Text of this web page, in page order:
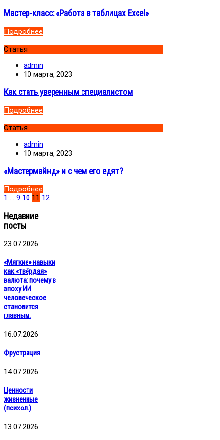
Мастер-класс: «Работа в таблицах Excel»
Подробнее
Статья
admin
10 марта, 2023
Как стать уверенным специалистом
Подробнее
Статья
admin
10 марта, 2023
«Мастермайнд» и с чем его едят?
Подробнее
1 … 9 10 11 12
Недавние
посты
23.07.2026
«Мягкие» навыки
как «твёрдая»
валюта: почему в
эпоху ИИ
человеческое
становится
главным.
16.07.2026
Фрустрация
14.07.2026
Ценности
жизненные
(психол.)
13.07.2026